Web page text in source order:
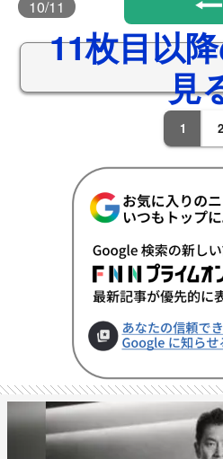
10/11
11枚目以
見
1 2